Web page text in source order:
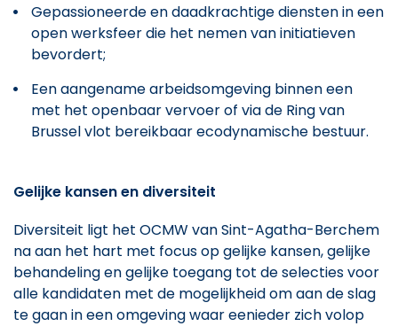
Gepassioneerde en daadkrachtige diensten in een
open werksfeer die het nemen van initiatieven
bevordert;
Een aangename arbeidsomgeving binnen een
met het openbaar vervoer of via de Ring van
Brussel vlot bereikbaar ecodynamische bestuur.
Gelijke kansen en diversiteit
Diversiteit ligt het OCMW van Sint-Agatha-Berchem
na aan het hart met focus op gelijke kansen, gelijke
behandeling en gelijke toegang tot de selecties voor
alle kandidaten met de mogelijkheid om aan de slag
te gaan in een omgeving waar eenieder zich volop